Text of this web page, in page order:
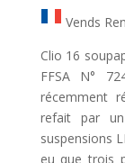
Vends
Clio 16
FFSA N°
récemment
refait par
suspensions
eu que trois